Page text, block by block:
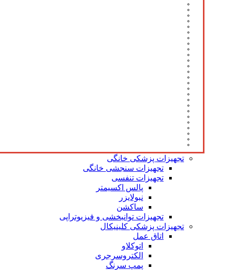
تجهیزات پزشکی خانگی
تجهیزات سنجشی خانگی
تجهیزات تنفسی
پالس اکسیمتر
نبولایزر
ساکشن
تجهیزات توانبخشی و فیزیوتراپی
تجهیزات پزشکی کلینیکال
اتاق عمل
اتوکلاو
الکتروسرجری
پمپ سرنگ